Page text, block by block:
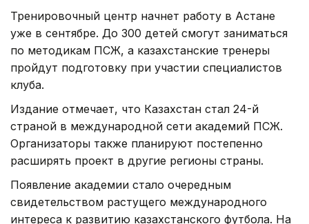
Тренировочный центр начнет работу в Астане
уже в сентябре. До 300 детей смогут заниматься
по методикам ПСЖ, а казахстанские тренеры
пройдут подготовку при участии специалистов
клуба.
Издание отмечает, что Казахстан стал 24-й
страной в международной сети академий ПСЖ.
Организаторы также планируют постепенно
расширять проект в другие регионы страны.
Появление академии стало очередным
свидетельством растущего международного
интереса к развитию казахстанского футбола. На